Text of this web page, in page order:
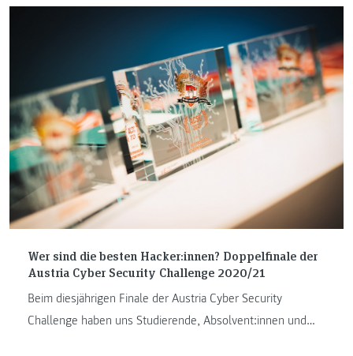
Wer sind die besten Hacker:innen? Doppelfinale der
Austria Cyber Security Challenge 2020/21
Beim diesjährigen Finale der Austria Cyber Security
Challenge haben uns Studierende, Absolvent:innen und